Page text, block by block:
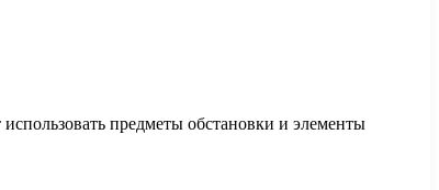
предметы обстановки и элементы